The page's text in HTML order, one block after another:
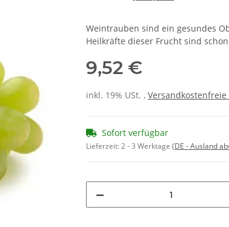
Weintrauben sind ein gesundes
Heilkräfte dieser Frucht sind
9,52 €
inkl. 19% USt. ,
Sofort verfügbar
Lieferzeit:2 - 3 Werktage (DE - Ausland